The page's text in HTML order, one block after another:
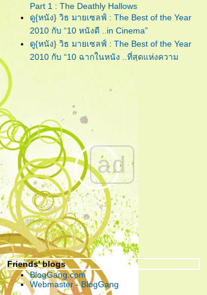
ซอมบี้จนเบื่อกันไปข้าง!!
"Lula : Twist"
... เพลงฟังชวน
เพลิน จากคนเพลินๆ ที่ชื่อ 'ลุลา'
"CHARICE"
เล็กแห่ง ‘เอเชีย’ ที่คู่ควรกับการ
เจียระไนโดย ‘อเมริกา’
"กวน มึน โฮ"... ความรัก อาจแพ้
บ้างอะไรบ้าง แต่ ความ ‘เห็นแก่
ตัว’ เอาชนะได้ทุกสิ่ง!
Part 1 : The Deathly Hallows
ดู{หนัง} วิธ มายเซลฟ์ : The Best of the Year
2010 กับ “10 หนังดี ..in Cinema”
ดู{หนัง} วิธ มายเซลฟ์ : The Best of the Year
2010 กับ “10 ฉากในหนัง ..ที่สุดแห่งความ
2010 กับ “การแสดง ..ที่สุดแห่งความประทับใจ”
ดู{หนัง} วิธ มายเซลฟ์ : The Best of the Year
2010 กับ “10 หนังดี ..in My Home”
ดู{หนัง} วิธ มายเซลฟ์ : The Best of the Year
2010 กับ “5 หนังไม่สนุก ให้อยากลืม เป็นที่สุด”
"The Social Network" ... วันนี้ คุณรู้จัก
Facebook ดีพอแล้วหรือยัง?
"Harry Potter and the Deathly Hallows : Part
I" ... ฉันต้องเปิด เพื่อจะปิด!
"Due Date" ... รวมกันเราต้องอยู่ (กรุณา)อย่าทิ้ง
ตูเป็นอันขาด!!?
"RED" ... โตอย่างสมวัย แก่อย่างมีคุณภาพ และ
จงระห่ำอย่างไม่เหลืออะไรจะเสีย!
"อินทรีแดง" ... สมศักดิ์ศรีที่ได้กลับมา ..วีรบุรุษที่
หนังไทยต้องการ!
"ชั่วฟ้าดินสลาย" ... เมื่อคำ “รัก” มีค่าเท่าคำว่า
ad
Friends' blogs
BlogGang.com
Webmaster - BlogGang